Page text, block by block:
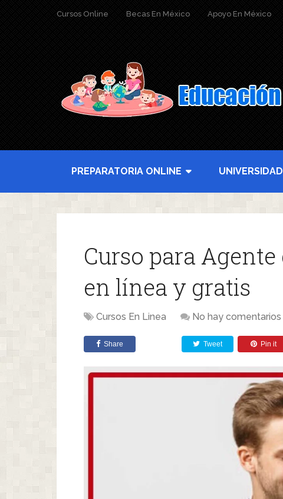
Cursos Online Becas En México Apoyo En México
PREPARATORIA ONLINE
Curso para
en línea y gratis
Cursos En Linea No hay comentarios
Share Tweet Pin it